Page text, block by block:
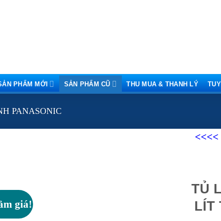
PHẨM MỚI SẢN PHẨM CŨ THU MUA & THANH LÝ
PANASONIC
“
giá!
TỦ
LÍT